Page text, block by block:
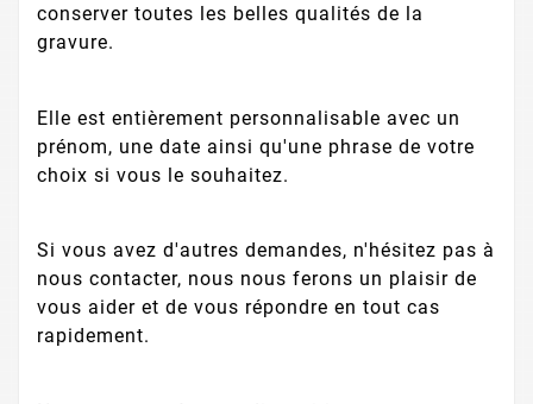
conserver toutes les belles qualités de la
gravure.
Elle est entièrement personnalisable avec un
prénom, une date ainsi qu'une phrase de votre
choix si vous le souhaitez.
Si vous avez d'autres demandes, n'hésitez pas à
nous contacter, nous nous ferons un plaisir de
vous aider et de vous répondre en tout cas
rapidement.